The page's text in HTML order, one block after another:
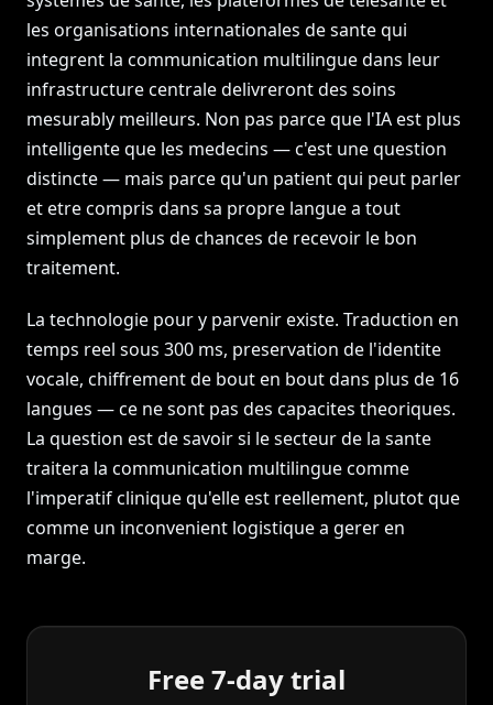
les organisations internationales de sante qui
integrent la communication multilingue dans leur
infrastructure centrale delivreront des soins
mesurably meilleurs. Non pas parce que l'IA est plus
intelligente que les medecins — c'est une question
distincte — mais parce qu'un patient qui peut parler
et etre compris dans sa propre langue a tout
simplement plus de chances de recevoir le bon
traitement.
La technologie pour y parvenir existe. Traduction en
temps reel sous 300 ms, preservation de l'identite
vocale, chiffrement de bout en bout dans plus de 16
langues — ce ne sont pas des capacites theoriques.
La question est de savoir si le secteur de la sante
traitera la communication multilingue comme
l'imperatif clinique qu'elle est reellement, plutot que
comme un inconvenient logistique a gerer en
marge.
Free 7-day trial